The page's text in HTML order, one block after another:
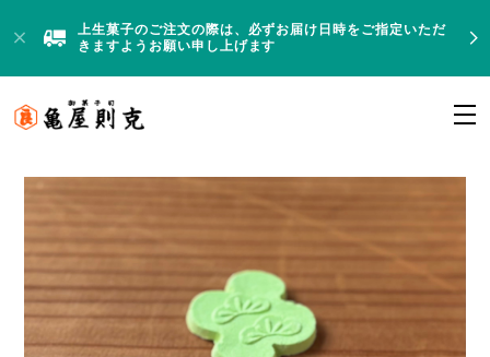
上生菓子のご注文の際は、必ずお届け日時をご指定いただ
きますようお願い申し上げます